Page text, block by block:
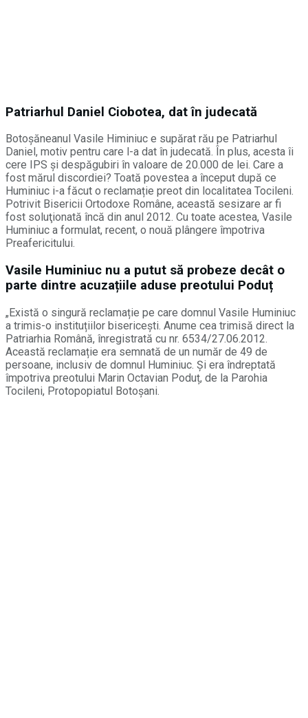
Patriarhul Daniel Ciobotea, dat în judecată
Botoșăneanul Vasile Himiniuc e supărat rău pe Patriarhul
Daniel, motiv pentru care l-a dat în judecată. În plus, acesta îi
cere IPS și despăgubiri în valoare de 20.000 de lei. Care a
fost mărul discordiei? Toată povestea a început după ce
Huminiuc i-a făcut o reclamație preot din localitatea Tocileni.
Potrivit Bisericii Ortodoxe Române, această sesizare ar fi
fost soluţionată încă din anul 2012. Cu toate acestea, Vasile
Huminiuc a formulat, recent, o nouă plângere împotriva
Preafericitului.
Vasile Huminiuc nu a putut să probeze decât o
parte dintre acuzațiile aduse preotului Poduț
„Există o singură reclamație pe care domnul Vasile Huminiuc
a trimis-o instituțiilor bisericești. Anume cea trimisă direct la
Patriarhia Română, înregistrată cu nr. 6534/27.06.2012.
Această reclamație era semnată de un număr de 49 de
persoane, inclusiv de domnul Huminiuc. Și era îndreptată
împotriva preotului Marin Octavian Poduț, de la Parohia
Tocileni, Protopopiatul Botoșani.